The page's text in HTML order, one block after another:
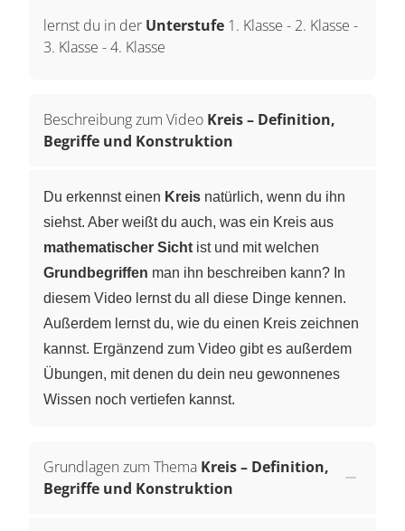
lernst du in der Unterstufe 1. Klasse - 2. Klasse -
3. Klasse -4. Klasse
Beschreibung zum Video Kreis – Definition,
Begriffe und Konstruktion
Du erkennst einen Kreis natürlich, wenn du ihn
siehst. Aber weißt du auch, was ein Kreis aus
mathematischer Sicht ist und mit welchen
Grundbegriffen man ihn beschreiben kann? In
diesem Video lernst du all diese Dinge kennen.
Außerdem lernst du, wie du einen Kreis zeichnen
kannst. Ergänzend zum Video gibt es außerdem
Übungen, mit denen du dein neu gewonnenes
Wissen noch vertiefen kannst.
Grundlagen zum Thema Kreis – Definition,
Begriffe und Konstruktion